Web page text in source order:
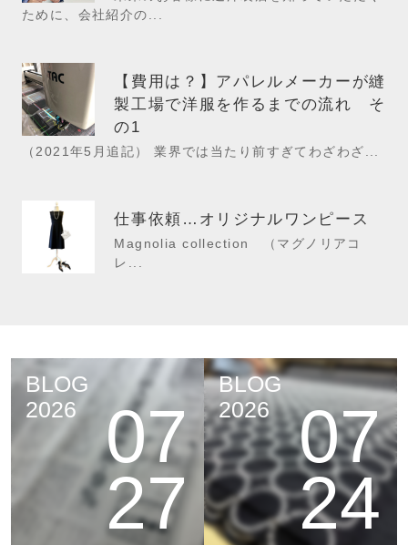
ために、会社紹介の...
【費用は？】アパレルメーカーが縫
製工場で洋服を作るまでの流れ そ
の1
（2021年5月追記） 業界では当たり前すぎてわざわざ...
仕事依頼…オリジナルワンピース
Magnolia collection （マグノリアコ
レ...
BLOG
2026
07
27
BLOG
2026
07
24